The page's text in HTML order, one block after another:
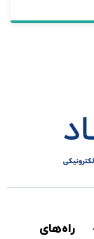
راه‌های